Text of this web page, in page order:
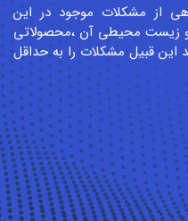
مشکلات موجود در این
محیطی آن ،محصولاتی
قبیل مشکلات را به حداقل